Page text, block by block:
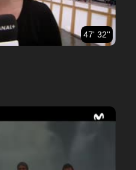
47' 32''